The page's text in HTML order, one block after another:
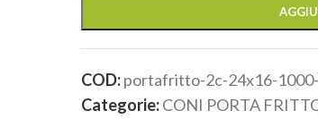
COD:portafritto-2c-24x16-
Categorie:CONI PORTA